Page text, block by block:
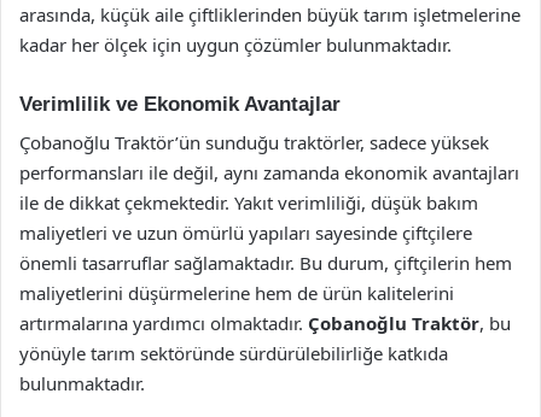
arasında, küçük aile çiftliklerinden büyük tarım işletmelerine
kadar her ölçek için uygun çözümler bulunmaktadır.
Verimlilik ve Ekonomik Avantajlar
Çobanoğlu Traktör’ün sunduğu traktörler, sadece yüksek
performansları ile değil, aynı zamanda ekonomik avantajları
ile de dikkat çekmektedir. Yakıt verimliliği, düşük bakım
maliyetleri ve uzun ömürlü yapıları sayesinde çiftçilere
önemli tasarruflar sağlamaktadır. Bu durum, çiftçilerin hem
maliyetlerini düşürmelerine hem de ürün kalitelerini
artırmalarına yardımcı olmaktadır. Çobanoğlu Traktör, bu
yönüyle tarım sektöründe sürdürülebilirliğe katkıda
bulunmaktadır.